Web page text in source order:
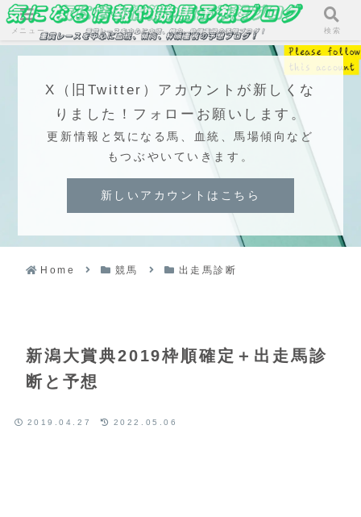
X（旧Twitter）アカウントが新しくな
りました！フォローお願いします。
更新情報と気になる馬、血統、馬場傾向など
もつぶやいていきます。
新しいアカウントはこちら
Home 競馬 出走馬診断
新潟大賞典2019枠順確定＋出走馬診
断と予想
2019.04.27 2022.05.06
メニュー 検索